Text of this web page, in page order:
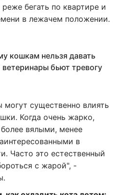
бегать по квартире и
в лежачем положении.
кошкам нельзя давать
бьют тревогу
существенно влиять
Когда очень жарко,
вялыми, менее
в
Часто это естественный
с жарой", -